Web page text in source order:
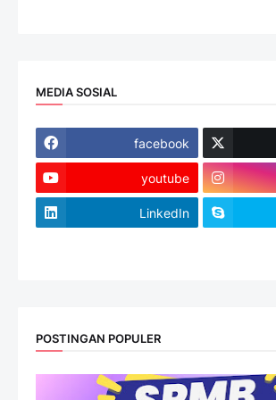
MEDIA SOSIAL
facebook
youtube
LinkedIn
POSTINGAN POPULER